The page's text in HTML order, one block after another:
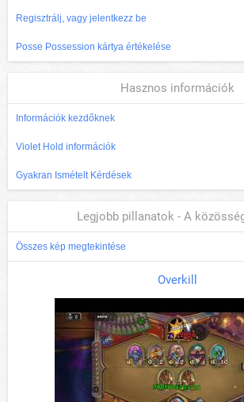
Regisztrálj, vagy jelentkezz be
Posse Possession kártya értékelése
Hasznos információk
Információk kezdőknek
Violet Hold információk
Gyakran Ismételt Kérdések
Legjobb pillanatok - A
Összes kép megtekintése
Overkill